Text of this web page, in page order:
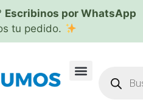
Escribinos por WhatsApp
tu pedido.